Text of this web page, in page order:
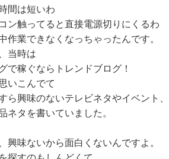
間は短いわ
ン触ってると直接電源切りにくるわ
作業できなくなっちゃったんです。
当時は
で稼ぐならトレンドブログ！
いこんでて
ら興味のないテレビネタやイベント、
ネタを書いていました。
興味ないから面白くないんですよ。